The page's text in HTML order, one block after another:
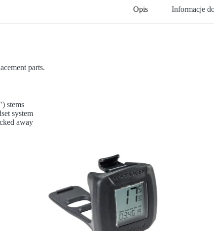
Opis Informacje
parts.
stems
system
away